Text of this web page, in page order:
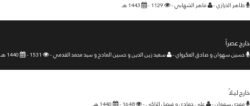
طاهر الدرازي - ماهر الشهابي -
خارج عصراً
حسين سهوان و صادق العكرواي - سعيد زين الدين و حسين المادح و سيد محمد القدمي -
خارج ليلاً